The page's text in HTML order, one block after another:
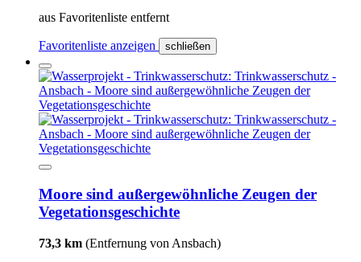
aus Favoritenliste entfernt
Favoritenliste anzeigen schließen
Moore sind außergewöhnliche Zeugen der
Vegetationsgeschichte
73,3 km (Entfernung von Ansbach)